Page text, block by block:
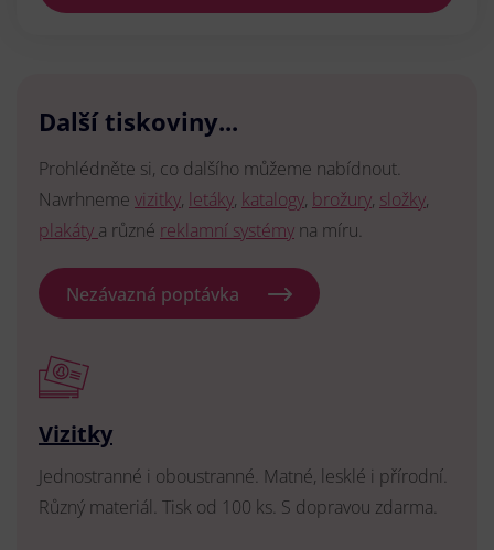
Další tiskoviny...
Prohlédněte si, co dalšího můžeme nabídnout.
Navrhneme vizitky, letáky, katalogy, brožury, složky,
plakáty a různé reklamní systémy na míru.
Nezávazná poptávka
Vizitky
Jednostranné i oboustranné. Matné, lesklé i přírodní.
Různý materiál. Tisk od 100 ks. S dopravou zdarma.